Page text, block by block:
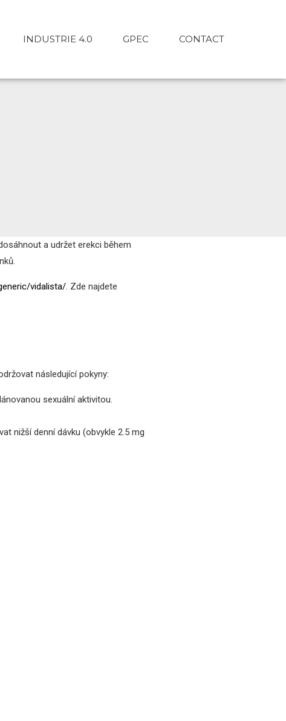
INDUSTRIE 4.0 GPEC CONTACT
a udržet erekci během
vidalista/. Zde najdete
následující pokyny:
sexuální aktivitou.
nižší denní dávku (obvykle 2.5 mg